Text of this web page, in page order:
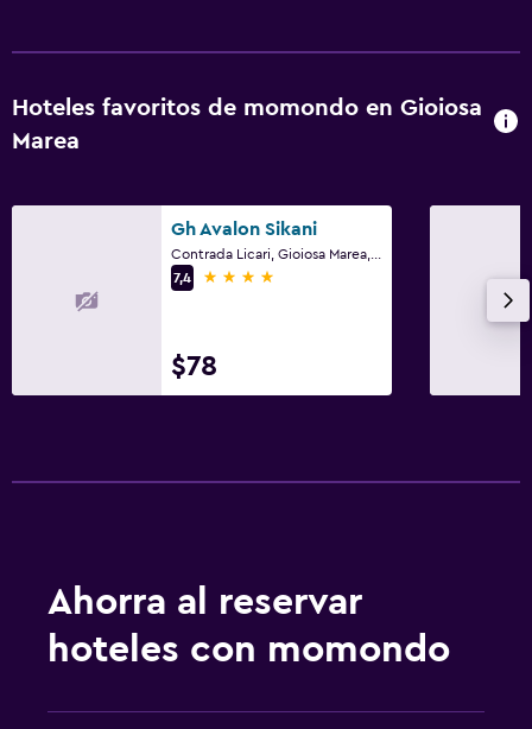
Hoteles favoritos de momondo en Gioiosa
Marea
Gh Avalon Sikani
7,4
4 estrellas
$78
Ahorra al reservar
hoteles con momondo